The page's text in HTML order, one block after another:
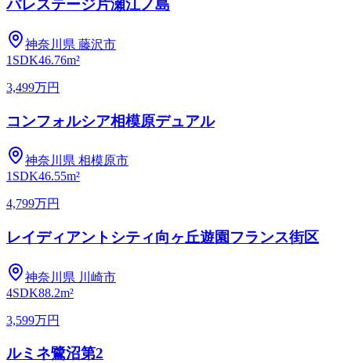
パレステージ片瀬江ノ島
神奈川県 藤沢市
1SDK46.76m²
3,499万円
コンフォルシア相模原デュアル
神奈川県 相模原市
1SDK46.55m²
4,799万円
レイディアントシティ向ヶ丘遊園フランス街区
神奈川県 川崎市
4SDK88.2m²
3,599万円
ルミネ鷺沼第2